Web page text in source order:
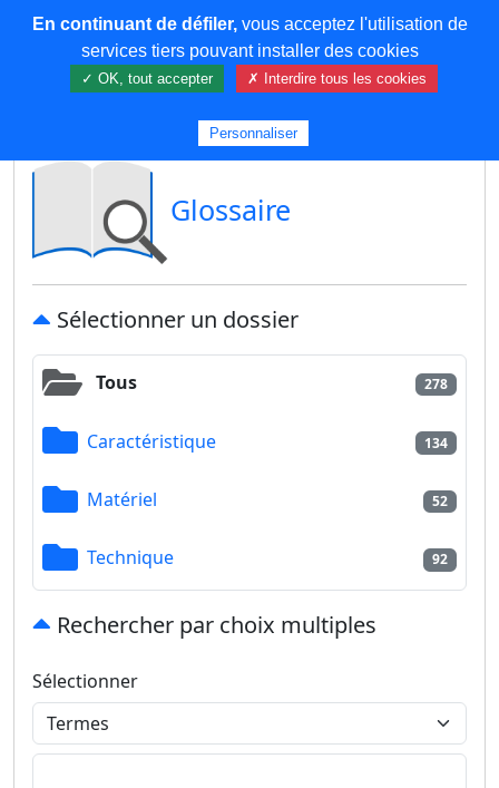
COREMA
Glossaire
Sélectionner un dossier
Tous 278
Caractéristique 134
Matériel 52
Technique 92
Rechercher par choix multiples
Sélectionner
En continuant de défiler,vous acceptez l'utilisation de
services tiers pouvant installer des cookies
✓ OK, tout accepter ✗ Interdire tous les cookies
Personnaliser